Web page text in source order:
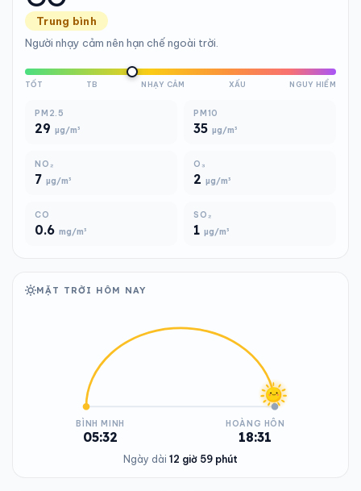
Trung bình
Người nhạy cảm nên hạn chế ngoài trời.
TỐT TB NHẠY CẢM XẤU NGUY HIỂM
PM2.5
29 µg/m³
PM10
35 µg/m³
NO₂
7 µg/m³
O₃
2 µg/m³
CO
0.6 mg/m³
SO₂
1 µg/m³
MẶT TRỜI HÔM NAY
BÌNH MINH
05:32
HOÀNG HÔN
18:31
Ngày dài 12 giờ 59 phút